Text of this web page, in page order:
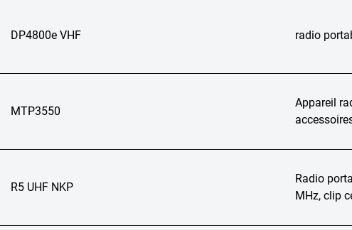
DP4800e VHF radio
MTP3550
Appareil
R5 UHF NKP
Radio
MHz, clip